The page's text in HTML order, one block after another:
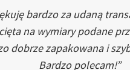
bardzo za udaną
na wymiary podane
dobrze zapakowana i
Bardzo polecam!”